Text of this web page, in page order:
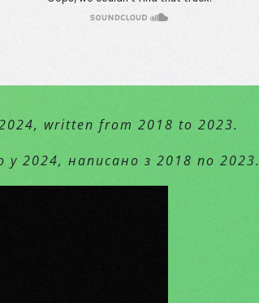
written from 2018 to 2023.
2024, написано з 2018 по 2023.